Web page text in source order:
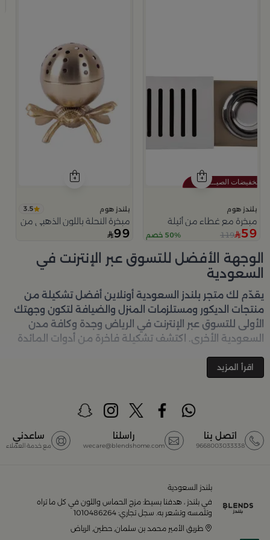
بلندز هوم
مبخرة مع غطاء من أثيلة
59
119 50% خصم
بلندز هوم 3.5
مبخرة النحلة باللون الذهبي من امارا
99
الوجهة الأفضل للتسوق عبر الإنترنت في
السعودية
يقدّم لك متجر بلندز السعودية أونلاين أفضل تشكيلة من
منتجات الديكور ومستلزمات المنزل والضيافة لتكون وجهتك
الأولى للتسوق عبر الإنترنت في الرياض وجدة وكافة مدن
السعودية الأخرى. اكتشف تشكيلة فاخرة من أدوات المائدة
جمالية على كل زاوية في منزلك – كل ذلك وأكثر في مكان
أفضل المنتجات والتصاميم في السعودية
منزلك وإضفاء لمسات أناقة. ستجد لدينا كل ما ترغب به من:
أواني تقديم فاخرة وأطقم مائدة راقية
اقرأ المزيد
اتصل بنا
9668003033338
راسلنا
wecare@blendshome.com
ساعدني
مع خدمة العملاء
بلندز السعودية
في بلندز ، هدفنا بسيط: مزج الحماس واللون في كل ما تراه
وتلمسه وتشعر به. سجل تجاري: 1010486264
طريق الأمير محمد بن سلمان, حطين, الرياض